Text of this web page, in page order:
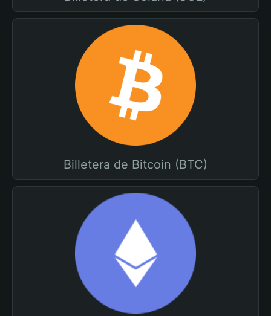
Billetera de Bitcoin (BTC)